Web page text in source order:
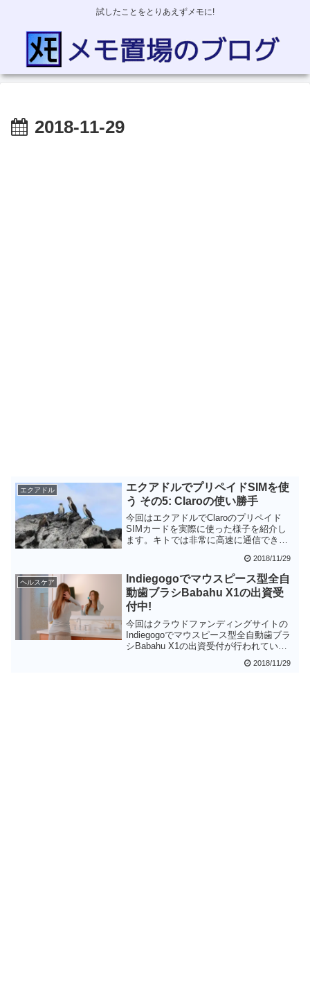
試したことをとりあえずメモに!
2018-11-29
エクアドル
エクアドルでプリペイドSIMを使
う その5: Claroの使い勝手
今回はエクアドルでClaroのプリペイド
SIMカードを実際に使った様子を紹介し
ます。キトでは非常に高速に通信できま
ードが落ち、さらに離島となると圏外に
なってしまいました。ガラパゴス諸島で
はスマートフォンを忘れて自然を満喫す
るのが一番だと思います。
2018/11/29
ヘルスケア
Indiegogoでマウスピース型全自
動歯ブラシBabahu X1の出資受
付中!
今回はクラウドファンディングサイトの
Indiegogoでマウスピース型全自動歯ブラ
シBabahu X1の出資受付が行われている
という方には待望の製品かもしれませ
2018/11/29